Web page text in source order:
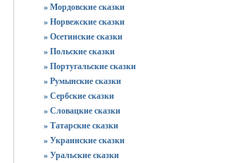
» Мордовские сказки
» Норвежские сказки
» Осетинские сказки
» Польские сказки
» Португальские сказки
» Румынские сказки
» Сербские сказки
» Словацкие сказки
» Татарские сказки
» Украинские сказки
» Уральские сказки